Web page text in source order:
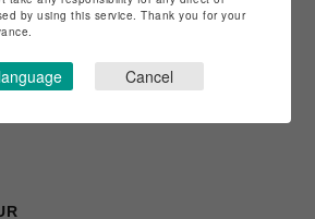
by using this service. Thank you for your
Cancel